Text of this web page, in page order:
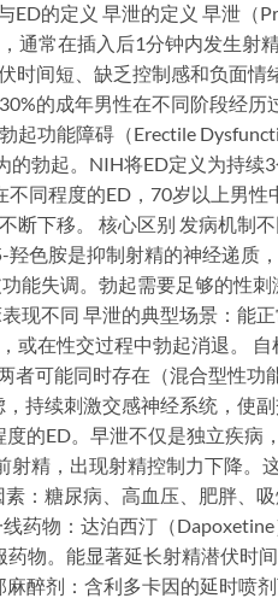
ED的定义 早泄的定义 早泄（
通常在插入后1分钟内发生射
时间短、缺乏控制感和负面情
的成年男性在不同阶段经历
起功能障碍（Erectile
勃起。NIH将ED定义为持续
同程度的ED，70岁以上男性
断下移。 核心区别 发病机制
色胺是抑制射精的神经递质
能失调。勃起需要足够的性
现不同 早泄的典型场景：能
或在性交过程中勃起消退。 自
者可能同时存在（混合型性功
持续刺激交感神经系统，使
的ED。早泄不仅是独立疾病
射精，出现射精控制力下降。
：糖尿病、高血压、肥胖、
药物：达泊西汀（
物。能显著延长射精潜伏时
醉剂：含利多卡因的延时喷